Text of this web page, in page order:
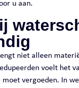
u aan.
niet alleen
voelt het
moet vergoeden. In